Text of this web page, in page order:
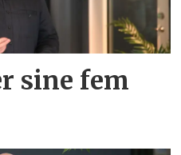
sine fem